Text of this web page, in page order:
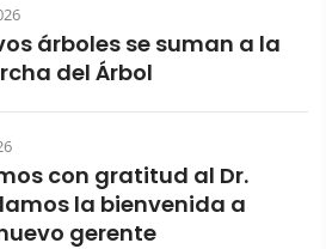
árboles se suman a la
del Árbol
con gratitud al Dr.
la bienvenida a
gerente